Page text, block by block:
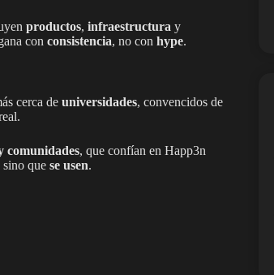
productos, infraestructura y
con consistencia, no con hype.
cerca de universidades, convencidos de
comunidades, que confían en Happ3n
sino que se usen.